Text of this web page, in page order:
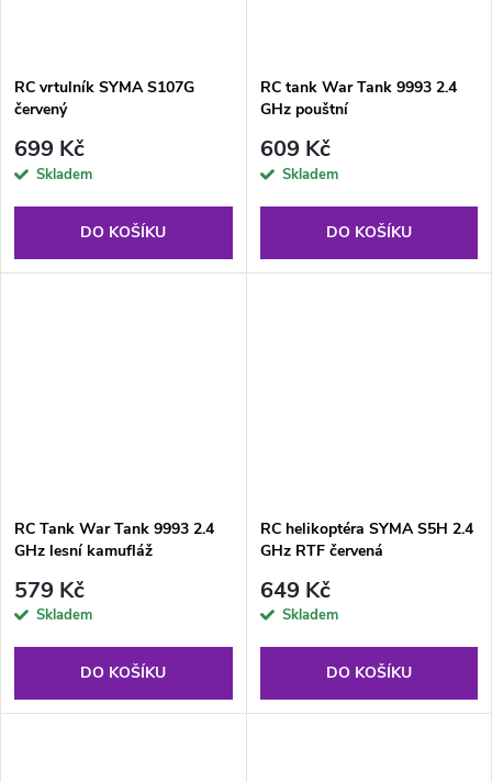
RC vrtulník SYMA S107G
červený
699 Kč
Skladem
DO KOŠÍKU
RC tank War Tank 9993 2.4
GHz pouštní
609 Kč
Skladem
DO KOŠÍKU
RC Tank War Tank 9993 2.4
GHz lesní kamufláž
579 Kč
Skladem
DO KOŠÍKU
RC helikoptéra SYMA S5H 2.4
GHz RTF červená
649 Kč
Skladem
DO KOŠÍKU